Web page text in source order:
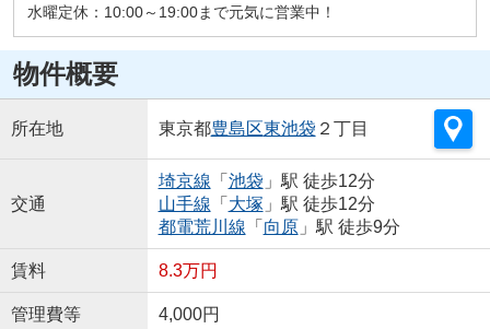
水曜定休：10:00～19:00まで元気に営業中！
物件概要
所在地 東京都豊島区東池袋 ２丁目
交通
埼京線 「 池袋 」駅 徒歩12分
山手線 「 大塚 」駅 徒歩12分
都電荒川線 「 向原」駅 徒歩9分
賃料 8.3万円
管理費等 4,000円